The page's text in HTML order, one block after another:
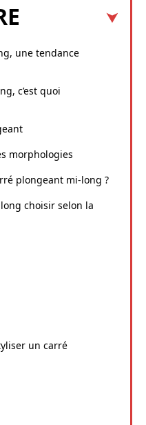
une tendance
c’est quoi
morphologies
plongeant mi-long ?
choisir selon la
un carré